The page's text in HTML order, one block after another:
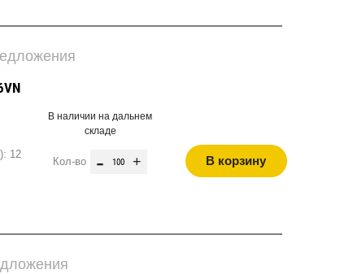
12
В наличии на дальнем
складе
Кол-во - + В корзину